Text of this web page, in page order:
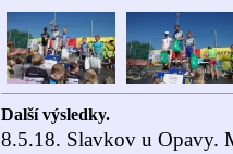
Další výsledky.
8.5.18. Slavkov u Opavy.